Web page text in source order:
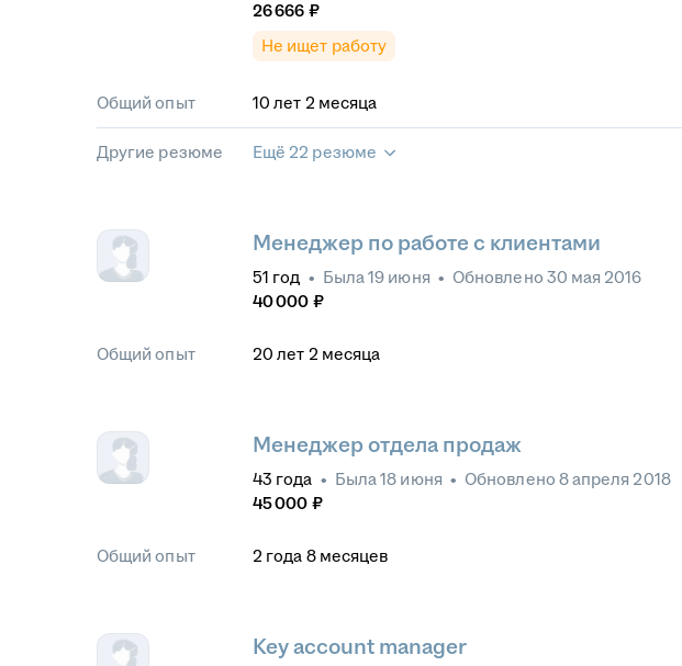
26 666 ₽
Не ищет работу
Общий опыт 10 лет 2 месяца
Другие резюме Ещё 22 резюме
Менеджер по работе с клиентами
51 год • Была19 июня • Обновлено 30 мая 2016
40 000 ₽
Общий опыт 20 лет 2 месяца
Менеджер отдела продаж
43 года • Была18 июня • Обновлено 8 апреля 2018
45 000 ₽
Общий опыт 2 года 8 месяцев
Key account manager